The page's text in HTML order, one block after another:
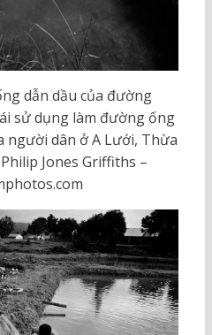
dẫn dầu của đường
sử dụng làm đường ống
người dân ở A Lưới, Thừa
Jones Griffiths –